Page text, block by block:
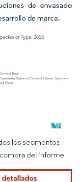
de envasado
de marca.
según CC BY 4.0.
los segmentos
del informe